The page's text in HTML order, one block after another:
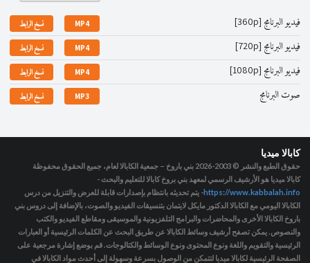
فيديو البرنامج [360p] MP4 نسخ الرابط
فيديو البرنامج [720p] MP4 نسخ الرابط
فيديو البرنامج [1080p] MP4 نسخ الرابط
صوت البرنامج MP3 نسخ الرابط
كابالا ميديا
حقوق الطبع والنشر © 2003-2026
بني باروخ – جمعية الكابالا لعام، جميع الحقوق محفوظة
كابالا ميديا هو الأرشيف الرسمي لمعهد بني بروخ كابالا للتعليم والبحث -
https://www.kabbalah.info- يتم تحديثه بانتظام بإصدارات قابلة للعرض والتنزيل من درس
الكابالا اليومي مع الكابالا الدكتور مايكل لايتمان بتنسيقات الفيديو والصوت، بالإضافة إلى دروس بني
باروخ الكابالا الأخرى والمحاضرات والبرامج التلفزيونية والموسيقى ومقاطع الفيديو والكتب
والنصوص. يمكن تصفح أرشيف وسائط الكابالا عن طريق البحث عن الكلمات الرئيسية أو العبارات
الرئيسية والتقويم واللغة ونوع المحتوى ونوع الوسائط والكتالوجات. قم بوضع إشارة مرجعية على
الصفحة الرئيسية لكابالا ميديا لتتمكن من الوصول بسرعة وسهولة إلى أحدث مواد الكابالا في